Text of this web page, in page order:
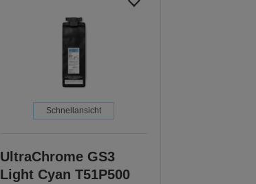
Schnellansicht
UltraChrome GS3
Light Cyan T51P500